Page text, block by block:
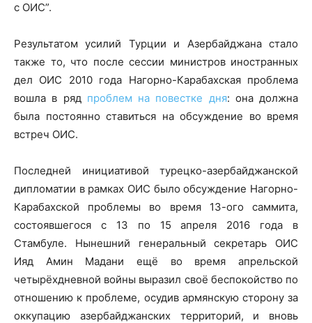
с ОИС”.
Результатом усилий Турции и Азербайджана стало
также то, что после сессии министров иностранных
дел ОИС 2010 года Нагорно-Карабахская проблема
вошла в ряд проблем на повестке дня: она должна
была постоянно ставиться на обсуждение во время
встреч ОИС.
Последней инициативой турецко-азербайджанской
дипломатии в рамках ОИС было обсуждение Нагорно-
Карабахской проблемы во время 13-ого саммита,
состоявшегося с 13 по 15 апреля 2016 года в
Стамбуле. Нынешний генеральный секретарь ОИС
Ияд Амин Мадани ещё во время апрельской
четырёхдневной войны выразил своё беспокойство по
отношению к проблеме, осудив армянскую сторону за
оккупацию азербайджанских территорий, и вновь